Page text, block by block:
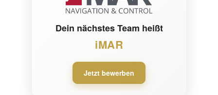
Dein nächstes Team heißt
iMAR
Jetzt bewerben